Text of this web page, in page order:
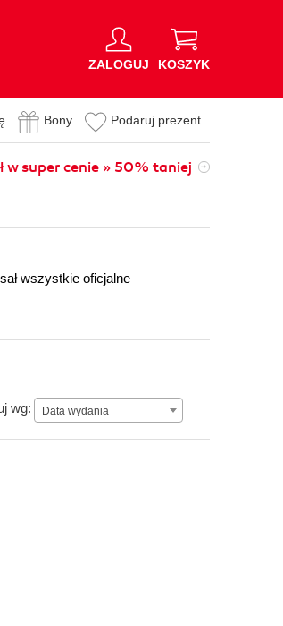
ZALOGUJ KOSZYK
Bony Podaruj prezent
w super cenie » 50% taniej
wszystkie oficjalne
wg: Data wydania
Data wydania